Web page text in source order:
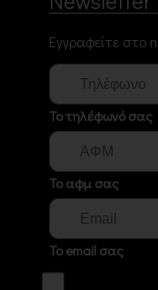
Εγγραφείτε στο
Το τηλέφωνό σας
Το αφμ σας
Το email σας